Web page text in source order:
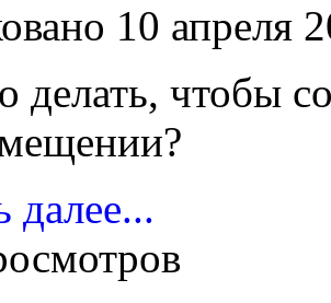
10 апреля
делать, чтобы
далее...